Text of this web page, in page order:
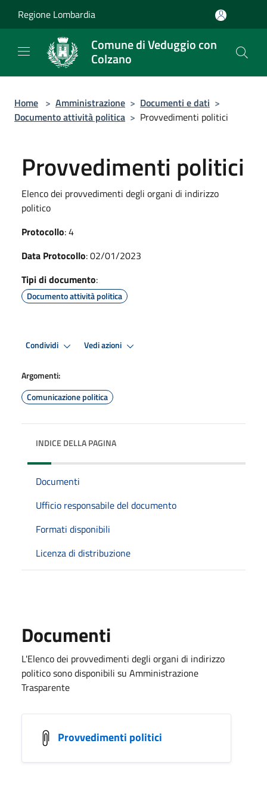
Regione Lombardia
Comune di Veduggio con
Colzano
Home > Amministrazione > Documenti e dati >
Documento attività politica > Provvedimenti politici
Provvedimenti politici
Elenco dei provvedimenti degli organi di indirizzo
politico
Protocollo: 4
Data Protocollo: 02/01/2023
Tipi di documento:
Documento attività politica
Condividi Vedi azioni
Argomenti:
Comunicazione politica
INDICE DELLA PAGINA
Documenti
Ufficio responsabile del documento
Formati disponibili
Licenza di distribuzione
Documenti
L'Elenco dei provvedimenti degli organi di indirizzo
politico sono disponibili su Amministrazione
Trasparente
Provvedimenti politici